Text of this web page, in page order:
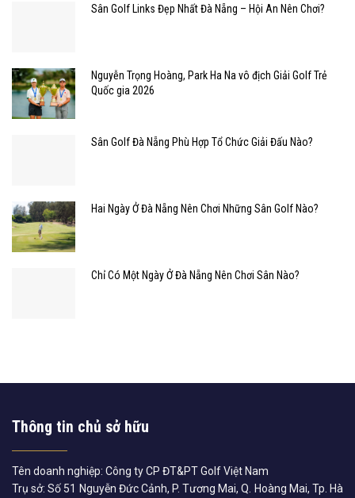
Sân Golf Links Đẹp Nhất Đà Nẵng – Hội An Nên Chơi?
Nguyễn Trọng Hoàng, Park Ha Na vô địch Giải Golf Trẻ
Quốc gia 2026
Sân Golf Đà Nẵng Phù Hợp Tổ Chức Giải Đấu Nào?
Hai Ngày Ở Đà Nẵng Nên Chơi Những Sân Golf Nào?
Chỉ Có Một Ngày Ở Đà Nẵng Nên Chơi Sân Nào?
Thông tin chủ sở hữu
Tên doanh nghiệp: Công ty CP ĐT&PT Golf Việt Nam
Trụ sở: Số 51 Nguyễn Đức Cảnh, P. Tương Mai, Q. Hoàng Mai, Tp. Hà